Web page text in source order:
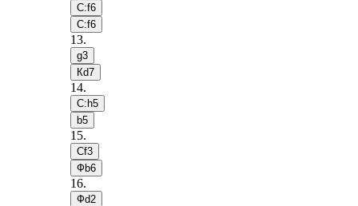
С:f6
С:f6
13.
g3
Кd7
14.
С:h5
b5
15.
Сf3
Фb6
16.
Фd2